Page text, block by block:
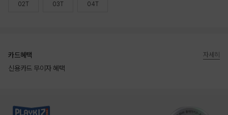
02T 03T 04T
카드혜택
신용카드 무이자 혜택
자세히